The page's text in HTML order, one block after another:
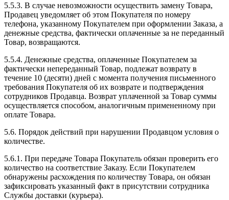
5.5.3. В случае невозможности осуществить замену Товара,
Продавец уведомляет об этом Покупателя по номеру
телефона, указанному Покупателем при оформлении Заказа, а
денежные средства, фактически оплаченные за не переданный
Товар, возвращаются.
5.5.4. Денежные средства, оплаченные Покупателем за
фактически непереданный Товар, подлежат возврату в
течение 10 (десяти) дней с момента получения письменного
требования Покупателя об их возврате и подтверждения
сотрудников Продавца. Возврат уплаченной за Товар суммы
осуществляется способом, аналогичным примененному при
оплате Товара.
5.6. Порядок действий при нарушении Продавцом условия о
количестве.
5.6.1. При передаче Товара Покупатель обязан проверить его
количество на соответствие Заказу. Если Покупателем
обнаружены расхождения по количеству Товара, он обязан
зафиксировать указанный факт в присутствии сотрудника
Службы доставки (курьера).